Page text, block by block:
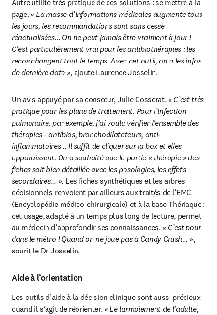
Autre utilité très pratique de ces solutions : se mettre à la
page. « La masse d’informations médicales augmente tous
les jours, les recommandations sont sans cesse
réactualisées… On ne peut jamais être vraiment à jour !
C’est particulièrement vrai pour les antibiothérapies : les
recos changent tout le temps. Avec cet outil, on a les infos
de dernière date », ajoute Laurence Josselin.
Un avis appuyé par sa consœur, Julie Cosserat. « C’est très
pratique pour les plans de traitement. Pour l’infection
pulmonaire, par exemple, j’ai voulu vérifier l’ensemble des
thérapies - antibios, bronchodilatateurs, anti-
inflammatoires… Il suffit de cliquer sur la box et elles
apparaissent. On a souhaité que la partie « thérapie » des
fiches soit bien détaillée avec les posologies, les effets
secondaires… ». Les fiches synthétiques et les arbres
décisionnels renvoient par ailleurs aux traités de l’EMC
(Encyclopédie médico-chirurgicale) et à la base Thériaque :
cet usage, adapté à un temps plus long de lecture, permet
au médecin d’approfondir ses connaissances. « C’est pour
dans le métro ! Quand on ne joue pas à Candy Crush… »,
sourit le Dr Josselin.
Aide à l’orientation
Les outils d’aide à la décision clinique sont aussi précieux
quand il s’agit de réorienter. « Le larmoiement de l’adulte,